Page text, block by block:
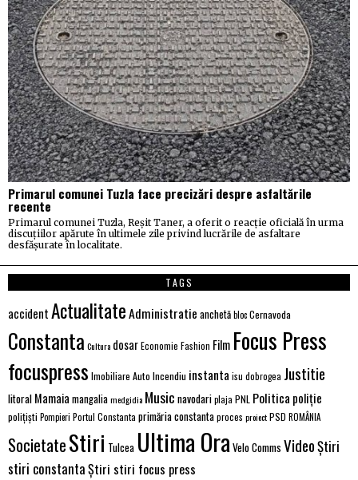
Primarul comunei Tuzla face precizări despre asfaltările
recente
Primarul comunei Tuzla, Reșit Taner, a oferit o reacție oficială în urma
discuțiilor apărute în ultimele zile privind lucrările de asfaltare
desfășurate în localitate.
TAGS
accidentActualitateAdministratie anchetăblocCernavoda
Constanta Cultura dosarEconomie Fashion Film Focus Press
focuspress Imobiliare Auto Incendiu instanta isu dobrogea Justitie
litoral Mamaia mangaliamedgidia Music navodariplaja PNL Politica poliție
polițiști Pompieri Portul Constanta primăria constantaproces proiectPSD ROMÂNIA
SocietateStiri Tulcea Ultima Ora Velo Comms VideoȘtiri
stiri constantaȘtiri stiri focus press